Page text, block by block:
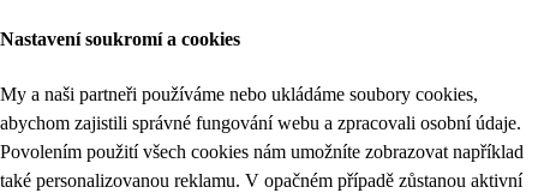
Nastavení soukromí a cookies
My a naši partneři používáme nebo ukládáme soubory cookies,
abychom zajistili správné fungování webu a zpracovali osobní údaje.
Povolením použití všech cookies nám umožníte zobrazovat například
také personalizovanou reklamu. V opačném případě zůstanou aktivní